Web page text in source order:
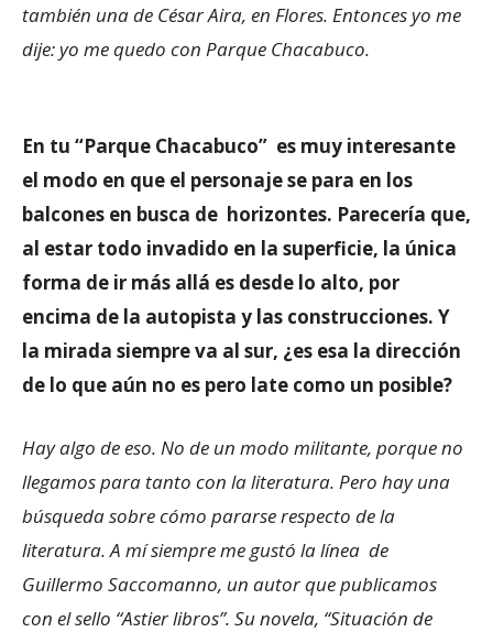
también una de César Aira, en Flores. Entonces yo me
dije: yo me quedo con Parque Chacabuco.
En tu “Parque Chacabuco” es muy interesante
el modo en que el personaje se para en los
balcones en busca de horizontes. Parecería que,
al estar todo invadido en la superficie, la única
forma de ir más allá es desde lo alto, por
encima de la autopista y las construcciones. Y
la mirada siempre va al sur, ¿es esa la dirección
de lo que aún no es pero late como un posible?
Hay algo de eso. No de un modo militante, porque no
llegamos para tanto con la literatura. Pero hay una
búsqueda sobre cómo pararse respecto de la
literatura. A mí siempre me gustó la línea de
Guillermo Saccomanno, un autor que publicamos
con el sello “Astier libros”. Su novela, “Situación de